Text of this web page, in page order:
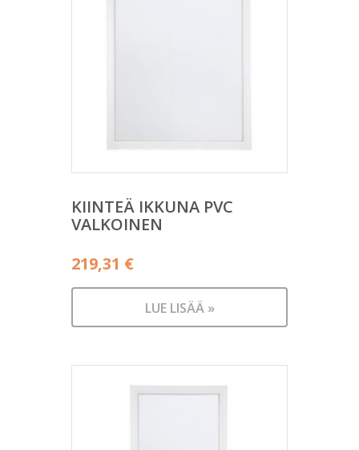
KIINTEÄ IKKUNA PVC
VALKOINEN
219,31 €
LUE LISÄÄ »